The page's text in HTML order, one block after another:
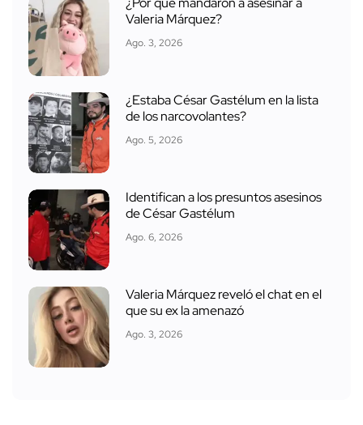
Valeria Márquez?
Ago. 3, 2026
¿Estaba César Gastélum en la lista
de los narcovolantes?
Ago. 5, 2026
Identifican a los presuntos asesinos
de César Gastélum
Ago. 6, 2026
Valeria Márquez reveló el chat en el
que su ex la amenazó
Ago. 3, 2026